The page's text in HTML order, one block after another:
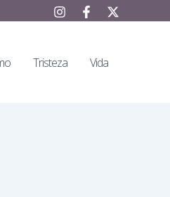
Tristeza Vida